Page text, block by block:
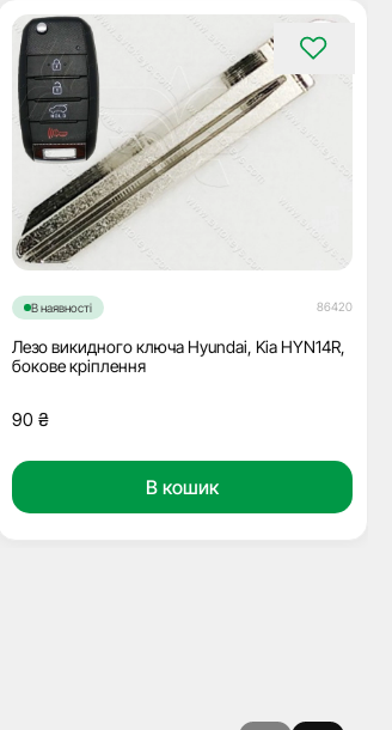
В наявності 86420
Лезо викидного ключа Hyundai, Kia HYN14R,
бокове кріплення
90 ₴
В кошик